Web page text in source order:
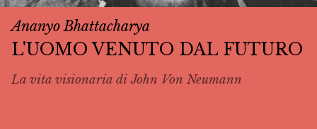
Ananyo Bhattacharya
L'UOMO VENUTO DAL FUTURO
La vita visionaria di John Von Neumann